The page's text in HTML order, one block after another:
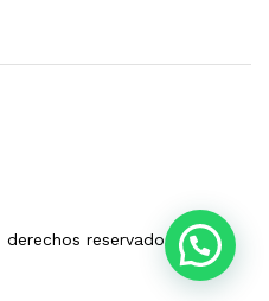
reservados. Hecho